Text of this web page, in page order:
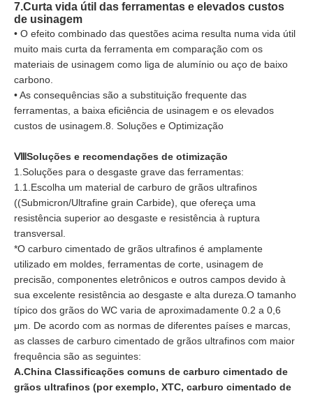
7.Curta vida útil das ferramentas e elevados custos
de usinagem
• O efeito combinado das questões acima resulta numa vida útil
muito mais curta da ferramenta em comparação com os
materiais de usinagem como liga de alumínio ou aço de baixo
carbono.
• As consequências são a substituição frequente das
ferramentas, a baixa eficiência de usinagem e os elevados
custos de usinagem.8. Soluções e Optimização
ⅧSoluções e recomendações de otimização
1.Soluções para o desgaste grave das ferramentas:
1.1.Escolha um material de carburo de grãos ultrafinos
((Submicron/Ultrafine grain Carbide), que ofereça uma
resistência superior ao desgaste e resistência à ruptura
transversal.
*O carburo cimentado de grãos ultrafinos é amplamente
utilizado em moldes, ferramentas de corte, usinagem de
precisão, componentes eletrônicos e outros campos devido à
sua excelente resistência ao desgaste e alta dureza.O tamanho
típico dos grãos do WC varia de aproximadamente 0.2 a 0,6
μm. De acordo com as normas de diferentes países e marcas,
as classes de carburo cimentado de grãos ultrafinos com maior
frequência são as seguintes:
A.China Classificações comuns de carburo cimentado de
grãos ultrafinos (por exemplo, XTC, carburo cimentado de